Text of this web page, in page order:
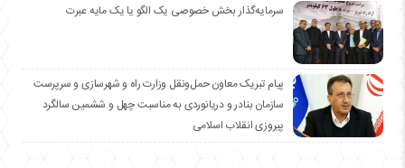
سرمایه‌گذار بخش خصوصی یک الگو یا یک مایه عبرت
️پیام تبریک معاون حمل‌ونقل وزارت راه و شهرسازی و سرپرست
سازمان بنادر و دریانوردی به مناسبت چهل و ششمین سالگرد
پیروزی انقلاب اسلامی